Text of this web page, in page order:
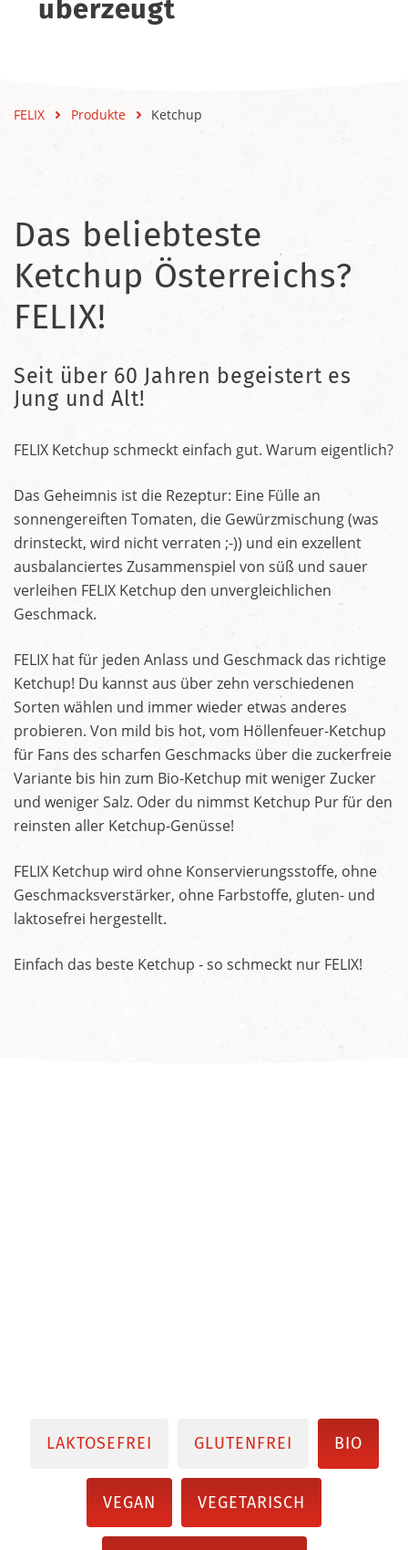
überzeugt
FELIX Produkte Ketchup
Das beliebteste
Ketchup Österreichs?
FELIX!
Seit über 60 Jahren begeistert es
Jung und Alt!
FELIX Ketchup schmeckt einfach gut. Warum eigentlich?
Das Geheimnis ist die Rezeptur: Eine Fülle an
sonnengereiften Tomaten, die Gewürzmischung (was
drinsteckt, wird nicht verraten ;-)) und ein exzellent
ausbalanciertes Zusammenspiel von süß und sauer
verleihen FELIX Ketchup den unvergleichlichen
Geschmack.
FELIX hat für jeden Anlass und Geschmack das richtige
Ketchup! Du kannst aus über zehn verschiedenen
Sorten wählen und immer wieder etwas anderes
probieren. Von mild bis hot, vom Höllenfeuer-Ketchup
für Fans des scharfen Geschmacks über die zuckerfreie
Variante bis hin zum Bio-Ketchup mit weniger Zucker
und weniger Salz. Oder du nimmst Ketchup Pur für den
reinsten aller Ketchup-Genüsse!
FELIX Ketchup wird ohne Konservierungsstoffe, ohne
Geschmacksverstärker, ohne Farbstoffe, gluten- und
laktosefrei hergestellt.
Einfach das beste Ketchup - so schmeckt nur FELIX!
LAKTOSEFREI GLUTENFREI BIO
VEGAN VEGETARISCH